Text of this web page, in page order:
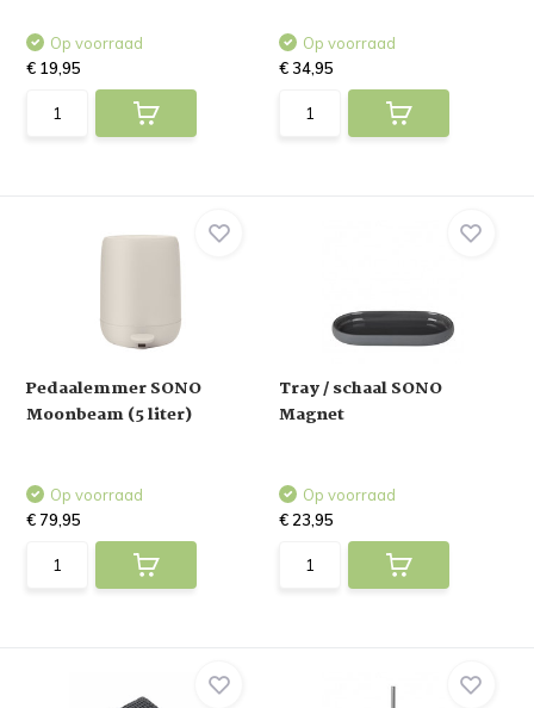
Op voorraad
€ 19,95
Op voorraad
€ 34,95
Pedaalemmer SONO
Moonbeam (5 liter)
Op voorraad
€ 79,95
Tray / schaal SONO
Magnet
Op voorraad
€ 23,95